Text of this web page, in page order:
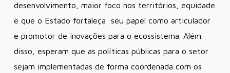
desenvolvimento, maior foco nos territórios, equidade
e que o Estado fortaleça seu papel como articulador
e promotor de inovações para o ecossistema. Além
disso, esperam que as políticas públicas para o setor
sejam implementadas de forma coordenada com os